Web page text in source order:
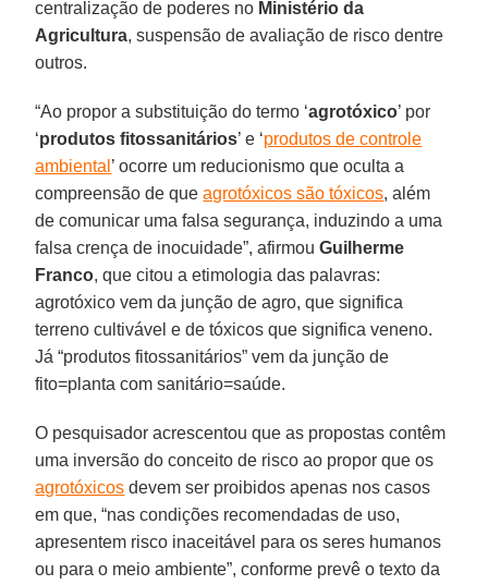
centralização de poderes no Ministério da
Agricultura, suspensão de avaliação de risco dentre
outros.
“Ao propor a substituição do termo ‘agrotóxico’ por
‘produtos fitossanitários’ e ‘produtos de controle
ambiental ’ ocorre um reducionismo que oculta a
compreensão de queagrotóxicos são tóxicos, além
de comunicar uma falsa segurança, induzindo a uma
falsa crença de inocuidade”, afirmouGuilherme
Franco, que citou a etimologia das palavras:
agrotóxico vem da junção de agro, que significa
terreno cultivável e de tóxicos que significa veneno.
Já “produtos fitossanitários” vem da junção de
fito=planta com sanitário=saúde.
O pesquisador acrescentou que as propostas contêm
uma inversão do conceito de risco ao propor que os
agrotóxicos devem ser proibidos apenas nos casos
em que, “nas condições recomendadas de uso,
apresentem risco inaceitável para os seres humanos
ou para o meio ambiente”, conforme prevê o texto da